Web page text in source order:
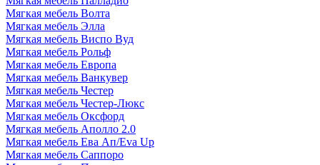
Мягкая мебель Волта
Мягкая мебель Элла
Мягкая мебель Виспо Вуд
Мягкая мебель Рольф
Мягкая мебель Европа
Мягкая мебель Ванкувер
Мягкая мебель Честер
Мягкая мебель Честер-Люкс
Мягкая мебель Оксфорд
Мягкая мебель Аполло 2.0
Мягкая мебель Ева Ап/Eva Up
Мягкая мебель Саппоро